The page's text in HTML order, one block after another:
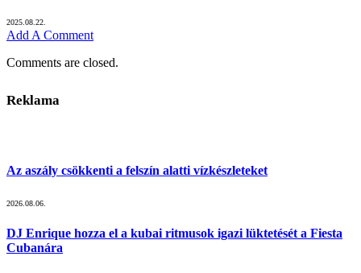
2025.08.22.
Add A Comment
Comments are closed.
Reklama
Az aszály csökkenti a felszín alatti vízkészleteket
2026.08.06.
DJ Enrique hozza el a kubai ritmusok igazi lüktetését a Fiesta
Cubanára